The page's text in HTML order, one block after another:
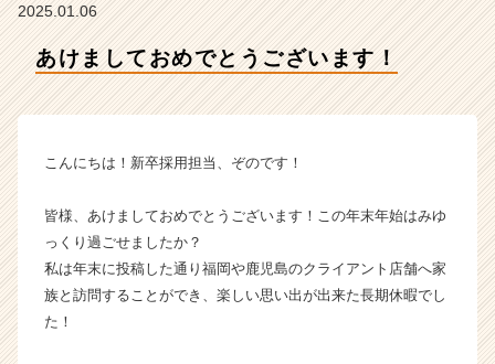
ン】
チ
成
長
企
業
2025.01.06
あけましておめでとうございます！
こんにちは！新卒採用担当、ぞのです！
皆様、あけましておめでとうございます！この年末年始はみゆ
っくり過ごせましたか？
私は年末に投稿した通り福岡や鹿児島のクライアント店舗へ家
族と訪問することができ、楽しい思い出が出来た長期休暇でし
た！